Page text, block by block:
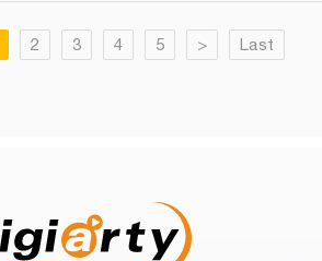
2 3 4 5 > Last